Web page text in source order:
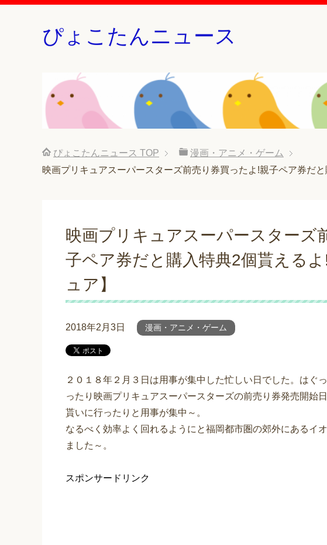
ぴょこたんニュース
ぴょこたんニュース TOP
漫画・アニメ・ゲーム
映画プリキュアスーパースターズ前売り券買ったよ!親子ペア券だ
映画プリキュアスーパースターズ
子ペア券だと購入特典2個貰える
ュア】
2018年2月3日 漫画・アニメ・ゲーム
２０１８年２月３日は用事が集中した忙しい日でした。はぐ
ったり映画プリキュアスーパースターズの前売り券発売開始
貰いに行ったりと用事が集中～。
なるべく効率よく回れるようにと福岡都市圏の郊外にあるイ
ました～。
スポンサードリンク